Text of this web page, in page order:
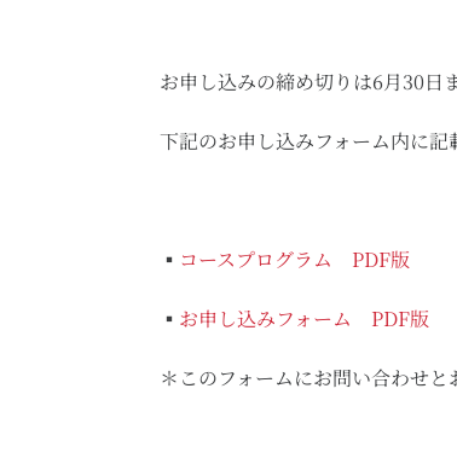
お申し込みの締め切りは6月30日
下記のお申し込みフォーム内に
▪️ コースプログラム PDF版
▪️ お申し込みフォーム PDF版
＊このフォームにお問い合わせと